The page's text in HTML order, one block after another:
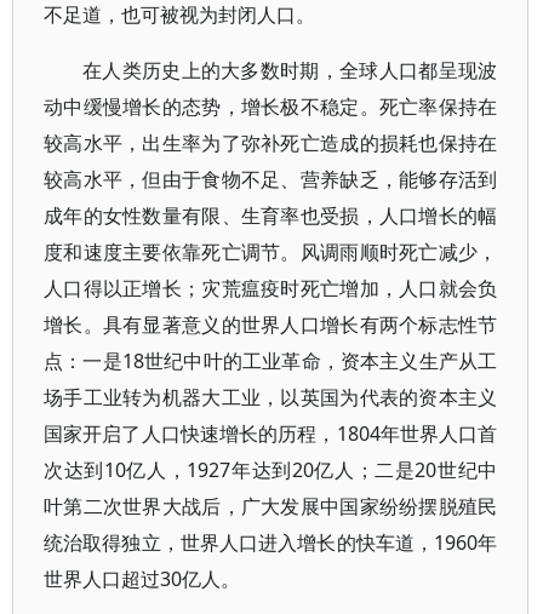
不足道，也可被视为封闭人口。
在人类历史上的大多数时期，全球人口都呈现波
动中缓慢增长的态势，增长极不稳定。死亡率保持在
较高水平，出生率为了弥补死亡造成的损耗也保持在
较高水平，但由于食物不足、营养缺乏，能够存活到
成年的女性数量有限、生育率也受损，人口增长的幅
度和速度主要依靠死亡调节。风调雨顺时死亡减少，
人口得以正增长；灾荒瘟疫时死亡增加，人口就会负
增长。具有显著意义的世界人口增长有两个标志性节
点：一是18世纪中叶的工业革命，资本主义生产从工
场手工业转为机器大工业，以英国为代表的资本主义
国家开启了人口快速增长的历程，1804年世界人口首
次达到10亿人，1927年达到20亿人；二是20世纪中
叶第二次世界大战后，广大发展中国家纷纷摆脱殖民
统治取得独立，世界人口进入增长的快车道，1960年
世界人口超过30亿人。